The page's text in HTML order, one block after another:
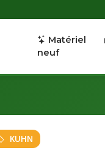
Matériel
neuf
KUHN